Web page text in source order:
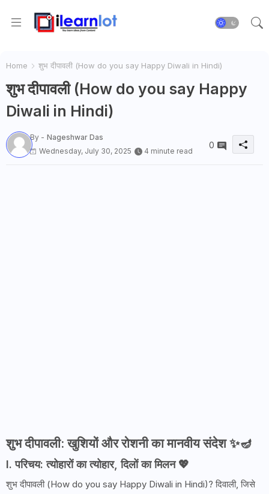
Home शुभ दीपावली (How do you say Happy Diwali in Hindi)
शुभ दीपावली (How do you say Happy
Diwali in Hindi)
By - Nageshwar Das
Wednesday, July 30, 2025
4 minute read
0
शुभ दीपावली: खुशियों और रोशनी का मानवीय संदेश ✨🪔
I. परिचय: त्योहारों का त्योहार, दिलों का मिलन 💖
शुभ दीपावली (How do you say Happy Diwali in Hindi)? दिवाली, जिसे